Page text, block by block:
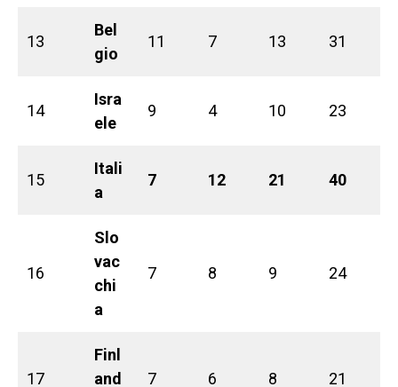
13
Bel
gio
11 7 13 31
14
Isra
ele
9 4 10 23
15
Itali
a
7 12 21 40
16
Slo
vac
chi
a
7 8 9 24
17
Finl
and
7 6 8 21